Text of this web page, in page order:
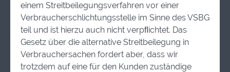
einem Streitbeilegungsverfahren vor einer
Verbraucherschlichtungsstelle im Sinne des VSBG
teil und ist hierzu auch nicht verpﬂichtet. Das
Gesetz über die alternative Streitbeilegung in
Verbrauchersachen fordert aber, dass wir
trotzdem auf eine für den Kunden zuständige